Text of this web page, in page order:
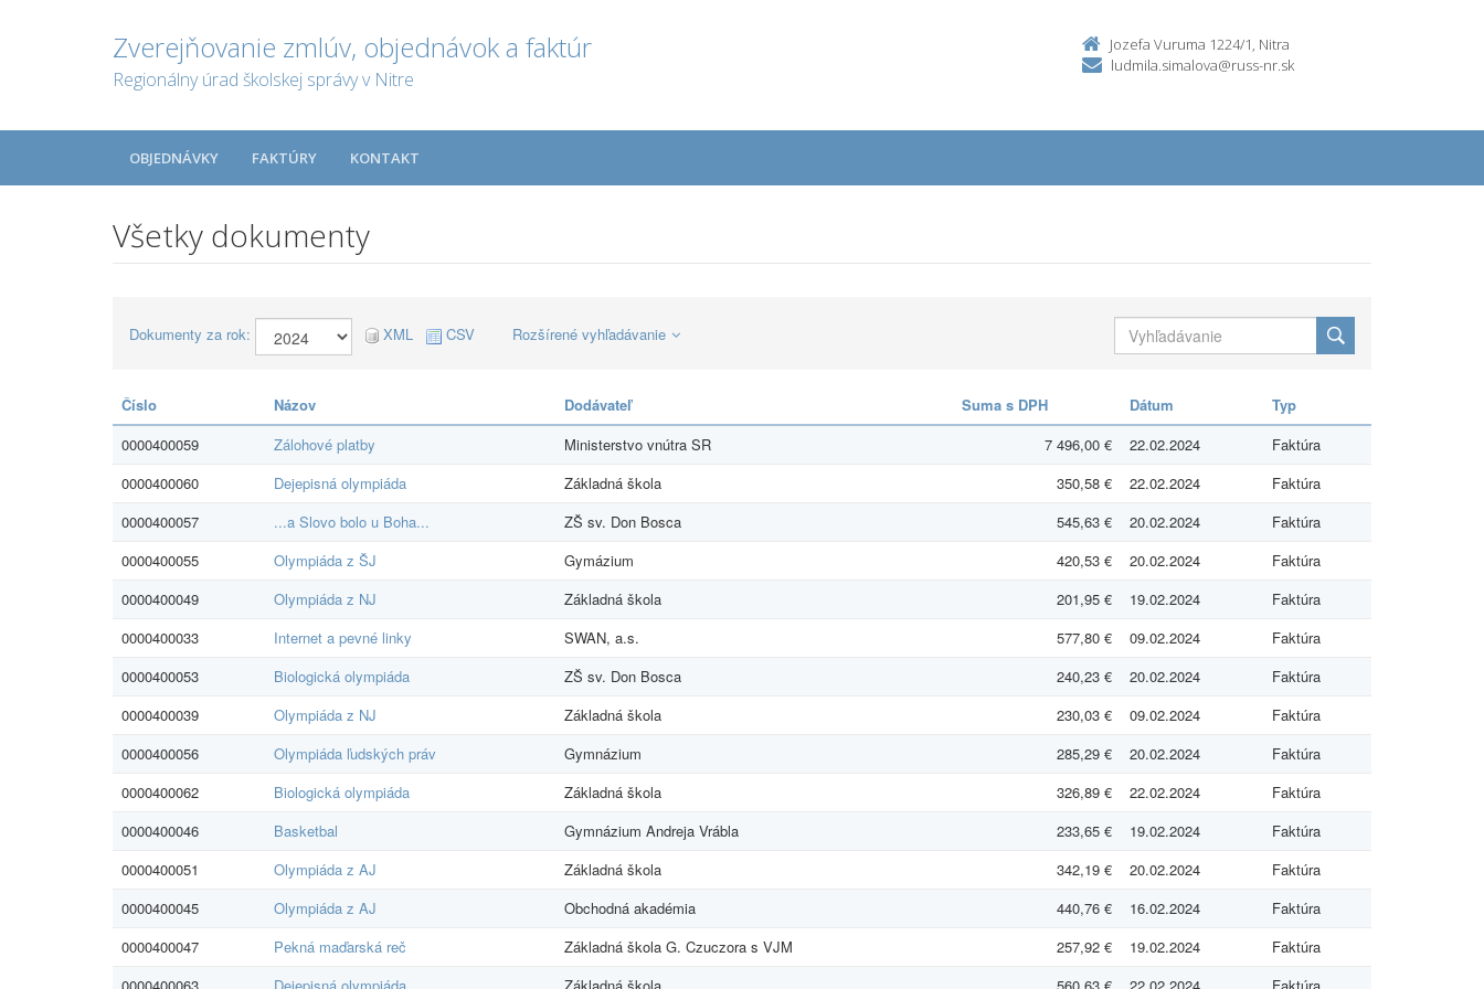
Zverejňovanie zmlúv, objednávok a faktúr
Regionálny úrad školskej správy v Nitre
Jozefa Vuruma 1224/1, Nitra
ludmila.simalova@russ-nr.sk
OBJEDNÁVKY FAKTÚRY KONTAKT
Všetky dokumenty
Dokumenty za rok: XML CSV Rozšírené vyhľadávanie
Číslo Názov Dodávateľ Suma s DPH Dátum
Typ
0000400059
Zálohové platby Ministerstvo vnútra SR 7 496,00 € 22.02.2024
Faktúra
0000400060
Dejepisná olympiáda Základná škola 350,58 € 22.02.2024
Faktúra
0000400057
...a Slovo bolo u Boha... ZŠ sv. Don Bosca 545,63 € 20.02.2024
Faktúra
0000400055
Olympiáda z ŠJ Gymázium 420,53 € 20.02.2024
Faktúra
0000400049
Olympiáda z NJ Základná škola 201,95 € 19.02.2024
Faktúra
0000400033
Internet a pevné linky SWAN, a.s. 577,80 € 09.02.2024
Faktúra
0000400053
Biologická olympiáda ZŠ sv. Don Bosca 240,23 € 20.02.2024
Faktúra
0000400039
Olympiáda z NJ Základná škola 230,03 € 09.02.2024
Faktúra
0000400056
Olympiáda ľudských práv Gymnázium 285,29 € 20.02.2024
Faktúra
0000400062
Biologická olympiáda Základná škola 326,89 € 22.02.2024
Faktúra
0000400046
Basketbal Gymnázium Andreja Vrábla 233,65 € 19.02.2024
Faktúra
0000400051
Olympiáda z AJ Základná škola 342,19 € 20.02.2024
Faktúra
0000400045
Olympiáda z AJ Obchodná akadémia 440,76 € 16.02.2024
Faktúra
0000400047
Pekná maďarská reč Základná škola G. Czuczora s VJM 257,92 € 19.02.2024
Faktúra
0000400063
Dejepisná olympiáda Základná škola 560,63 € 22.02.2024 Faktúra